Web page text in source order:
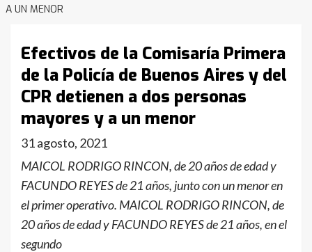
A UN MENOR
Efectivos de la Comisaría Primera
de la Policía de Buenos Aires y del
CPR detienen a dos personas
mayores y a un menor
31 agosto, 2021
MAICOL RODRIGO RINCON, de 20 años de edad y
FACUNDO REYES de 21 años, junto con un menor en
el primer operativo. MAICOL RODRIGO RINCON, de
20 años de edad y FACUNDO REYES de 21 años, en el
segundo